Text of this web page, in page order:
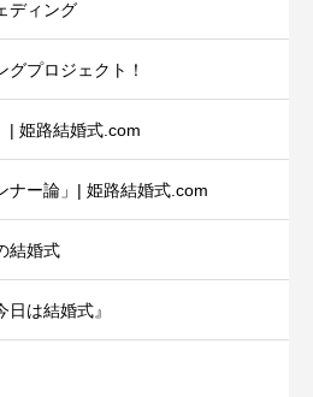
ディング
プロジェクト！
| 姫路結婚式.com
ナー論」| 姫路結婚式.com
結婚式
は結婚式』